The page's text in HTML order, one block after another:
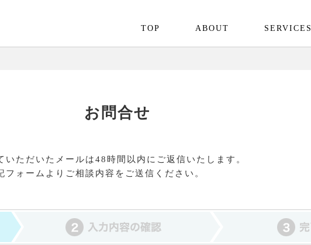
TOP ABOUT SERVICES
お問合せ
ただいたメールは48時間以内にご返信いたします。
フォームよりご相談内容をご送信ください。